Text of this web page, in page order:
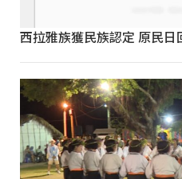
西拉雅族獲民族認定 原民日